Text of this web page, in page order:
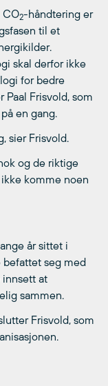
CO2-håndtering er
til et
skal derfor ikke
for bedre
Paal Frisvold, som
en gang.
sier Frisvold.
og de riktige
komme noen
år sittet i
befattet seg med
innsett at
sammen.
Frisvold, som